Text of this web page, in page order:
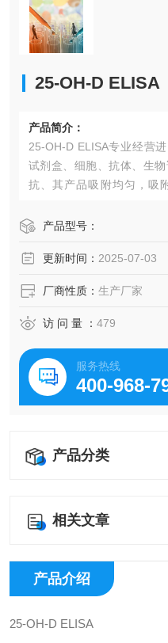
25-OH-D ELISA​
产品简介：
25-OH-D ELISA​专业经营
试剂盒、细胞、抗体、生
抗、其产品吸附均匀，吸
纯化技术，保证产品均能现
产品型号：
更新时间： 2025-07-03
厂商性质： 生产厂家
访 问 量 ： 479
服务热线
400-968-
产品分类
相关文章
产品介绍
25-OH-D ELISA